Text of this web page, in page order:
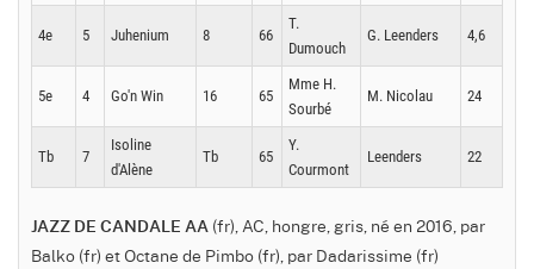
4e 5 Juhenium 8 66
T.
Dumouch
G. Leenders 4,6
5e 4 Go'n Win 16 65
Mme H.
Sourbé
M. Nicolau 24
Tb 7
Isoline
d'Alène
Tb 65
Y.
Courmont
Leenders 22
JAZZ DE CANDALE AA (fr), AC, hongre, gris, né en 2016, par
Balko (fr) et Octane de Pimbo (fr), par Dadarissime (fr)